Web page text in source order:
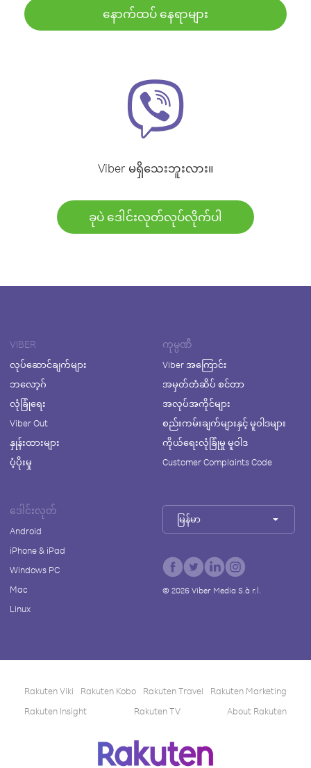
နောက်ထပ် နေရာများ
Viber မရှိသေးဘူးလား။
ခုပဲ ဒေါင်းလုတ်လုပ်လိုက်ပါ
VIBER
လုပ်ဆောင်ချက်များ
ဘလော့ဂ်
လုံခြုံရေး
Viber Out
နှုန်းထားများ
ပံ့ပိုးမှု
ကုမ္ပဏီ
Viber အကြောင်း
အမှတ်တံဆိပ် စင်တာ
အလုပ်အကိုင်များ
စည်းကမ်းချက်များနှင့် မူဝါဒများ
ကိုယ်ရေးလုံခြုံမှု မူဝါဒ
Customer Complaints Code
ဒေါင်းလုတ်
Android
iPhone & iPad
Windows PC
Mac
Linux
မြန်မာ
© 2026Viber Media S.à r.l.
Rakuten Viki Rakuten Kobo Rakuten Travel
Rakuten Marketing
Rakuten Insight
Rakuten TV About Rakuten